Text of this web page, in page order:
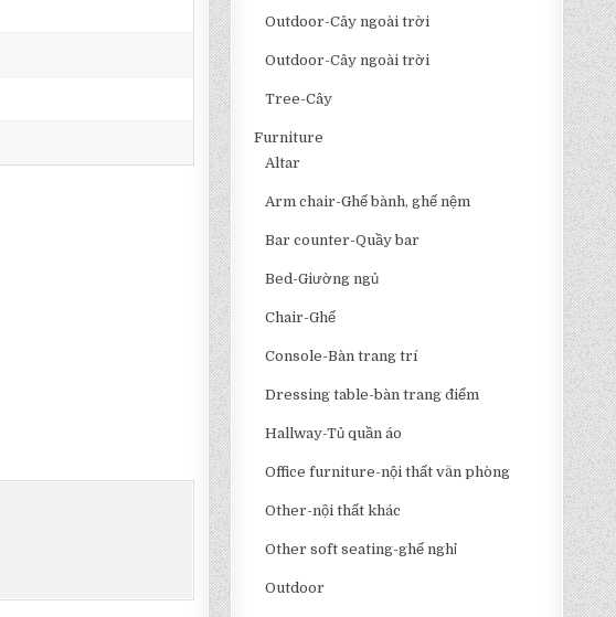
Outdoor-Cây ngoài trời
Outdoor-Cây ngoài trời
Tree-Cây
Furniture
Altar
Arm chair-Ghế bành, ghế nệm
Bar counter-Quầy bar
Bed-Giường ngủ
Chair-Ghế
Console-Bàn trang trí
Dressing table-bàn trang điểm
Hallway-Tủ quần áo
Office furniture-nội thất văn phòng
Other-nội thất khác
Other soft seating-ghế nghỉ
Outdoor